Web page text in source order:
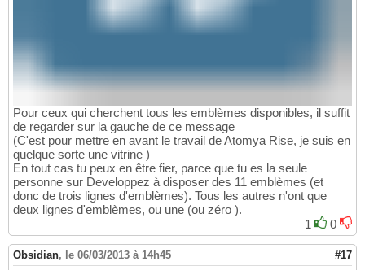
Pour ceux qui cherchent tous les emblèmes disponibles, il suffit
de regarder sur la gauche de ce message
(C'est pour mettre en avant le travail de Atomya Rise, je suis en
quelque sorte une vitrine )
En tout cas tu peux en être fier, parce que tu es la seule
personne sur Developpez à disposer des 11 emblèmes (et
donc de trois lignes d'emblèmes). Tous les autres n'ont que
deux lignes d'emblèmes, ou une (ou zéro ).
1
0
Obsidian, le 06/03/2013 à 14h45 #17